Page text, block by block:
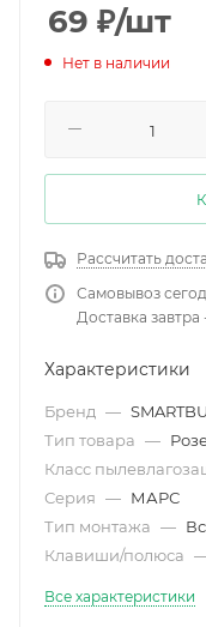
69 ₽/шт
Нет в наличии
Рассчитать
Самовывоз
Доставка завтра
Характеристики
Бренд —
Тип товара —
Класс
Серия — МАРС
Тип монтажа —
Клавиши/полюса
Все характеристики